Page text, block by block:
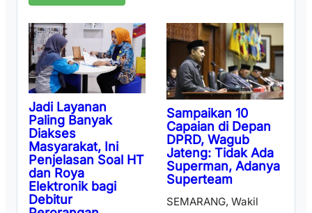
Jadi Layanan
Paling Banyak
Diakses
Masyarakat, Ini
Penjelasan Soal HT
dan Roya
Elektronik bagi
Debitur
Sampaikan 10
Capaian di Depan
DPRD, Wagub
Jateng: Tidak Ada
Superman, Adanya
Superteam
SEMARANG, Wakil